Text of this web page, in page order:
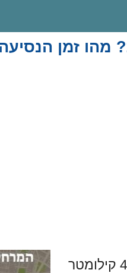
מהו זמן
לזכרון יעקב הוא 49 קילומטר